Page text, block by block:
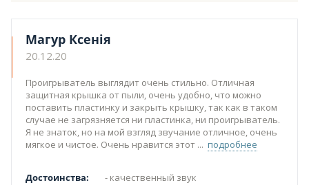
Магур Ксенія
20.12.20
Проигрыватель выглядит очень стильно. Отличная
защитная крышка от пыли, очень удобно, что можно
поставить пластинку и закрыть крышку, так как в таком
случае не загрязняется ни пластинка, ни проигрыватель.
Я не знаток, но на мой взгляд звучание отличное, очень
мягкое и чистое. Очень нравится этот
подробнее
Достоинства:
- качественный звук